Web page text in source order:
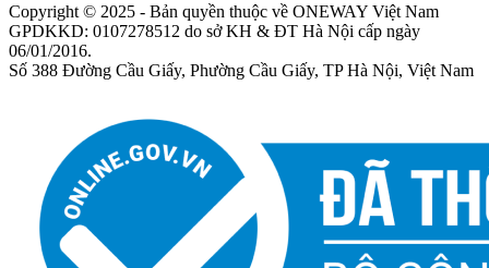
Copyright © 2025 - Bản quyền thuộc về ONEWAY Việt Nam
GPDKKD: 0107278512 do sở KH & ĐT Hà Nội cấp ngày
06/01/2016.
Số 388 Đường Cầu Giấy, Phường Cầu Giấy, TP Hà Nội, Việt Nam